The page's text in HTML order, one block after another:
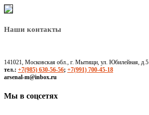
Наши контакты
141021, Московская обл., г. Мытищи, ул. Юбилейная, д.5
тел.: +7(985) 630-56-56; +7(991) 700-45-18
arsenal-m@inbox.ru
Мы в соцсетях